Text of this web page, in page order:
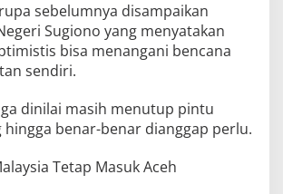
sebelumnya disampaikan
Sugiono yang menyatakan
bisa menangani bencana
sendiri.
dinilai masih menutup pintu
hingga benar-benar dianggap perlu.
Tetap Masuk Aceh